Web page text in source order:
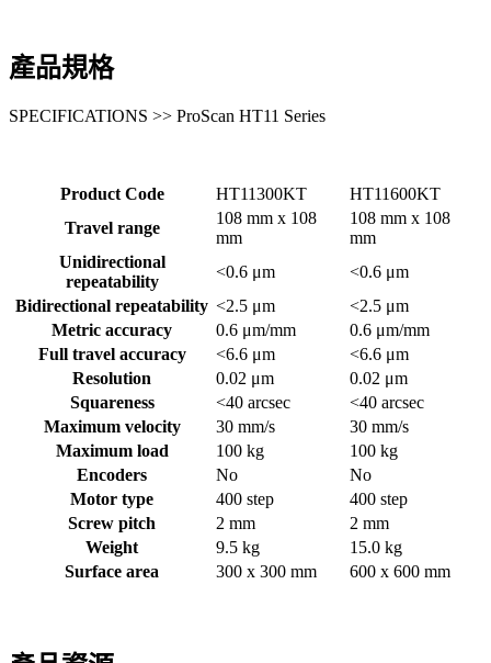
產品規格
SPECIFICATIONS >> ProScan HT11 Series
Product Code HT11300KT
HT11600KT
Travel range
108 mm x 108
mm
108 mm x 108
mm
Unidirectional
repeatability
<0.6 μm
<0.6 μm
Bidirectional repeatability <2.5 μm
<2.5 μm
Metric accuracy
0.6 μm/mm
0.6 μm/mm
Full travel accuracy
<6.6 μm
<6.6 μm
Resolution
0.02 μm
0.02 μm
Squareness
<40 arcsec
<40 arcsec
Maximum velocity
30 mm/s
30 mm/s
Maximum load
100 kg
100 kg
Encoders
No
No
Motor type
400 step
400 step
Screw pitch
2 mm
2 mm
Weight
9.5 kg
15.0 kg
Surface area
300 x 300 mm 600 x 600 mm